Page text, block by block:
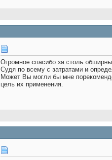
Огромное спасибо за столь
Судя по всему с затратами и
Может Вы могли бы мне
цель их применения.